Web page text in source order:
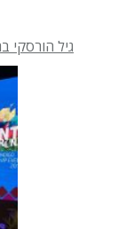
גיל הורסקי